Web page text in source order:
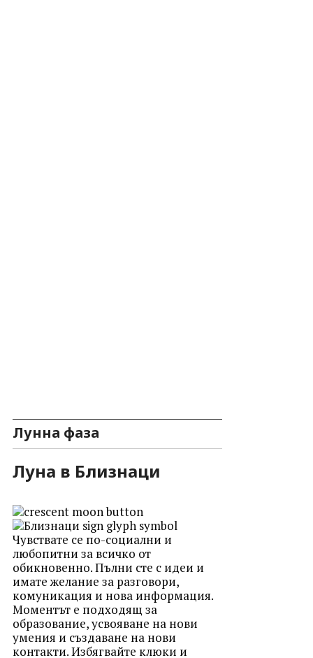
Лунна фаза
Луна в Близнаци
Чувствате се по-социални и
любопитни за всичко от
обикновенно. Пълни сте с идеи и
имате желание за разговори,
комуникация и нова информация.
Моментът е подходящ за
образование, усвояване на нови
умения и създаване на нови
контакти. Избягвайте клюки и